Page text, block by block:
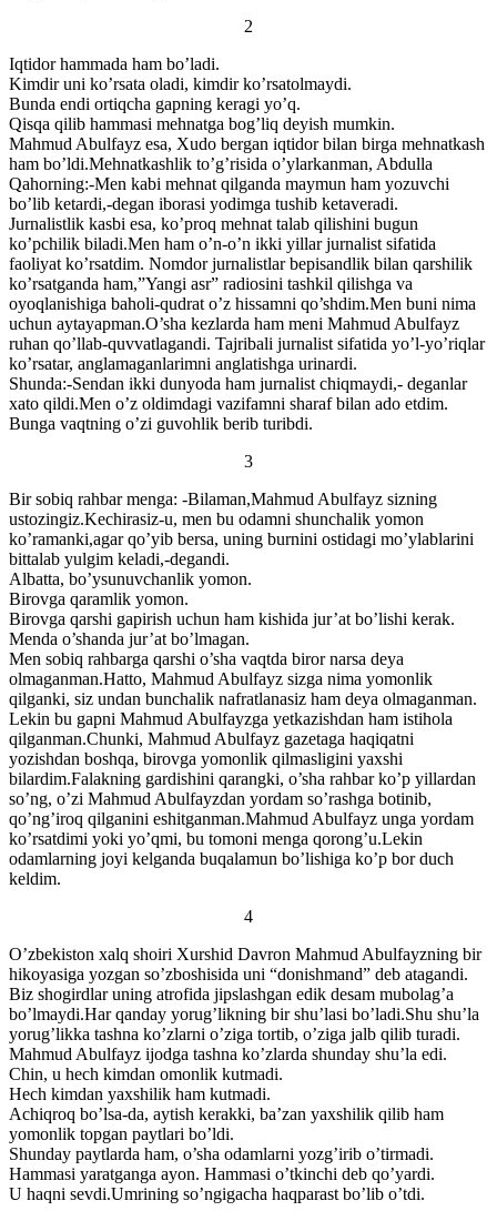
2
Iqtidor hammada ham bo’ladi.
Kimdir uni ko’rsata oladi, kimdir ko’rsatolmaydi.
Bunda endi ortiqcha gapning keragi yo’q.
Qisqa qilib hammasi mehnatga bog’liq deyish mumkin.
Mahmud Abulfayz esa, Xudo bergan iqtidor bilan birga mehnatkash
ham bo’ldi.Mehnatkashlik to’g’risida o’ylarkanman, Abdulla
Qahorning:-Men kabi mehnat qilganda maymun ham yozuvchi
bo’lib ketardi,-degan iborasi yodimga tushib ketaveradi.
Jurnalistlik kasbi esa, ko’proq mehnat talab qilishini bugun
ko’pchilik biladi.Men ham o’n-o’n ikki yillar jurnalist sifatida
faoliyat ko’rsatdim. Nomdor jurnalistlar bepisandlik bilan qarshilik
ko’rsatganda ham,”Yangi asr” radiosini tashkil qilishga va
oyoqlanishiga baholi-qudrat o’z hissamni qo’shdim.Men buni nima
uchun aytayapman.O’sha kezlarda ham meni Mahmud Abulfayz
ruhan qo’llab-quvvatlagandi. Tajribali jurnalist sifatida yo’l-yo’riqlar
ko’rsatar, anglamaganlarimni anglatishga urinardi.
Shunda:-Sendan ikki dunyoda ham jurnalist chiqmaydi,- deganlar
xato qildi.Men o’z oldimdagi vazifamni sharaf bilan ado etdim.
Bunga vaqtning o’zi guvohlik berib turibdi.
3
Bir sobiq rahbar menga: -Bilaman,Mahmud Abulfayz sizning
ustozingiz.Kechirasiz-u, men bu odamni shunchalik yomon
ko’ramanki,agar qo’yib bersa, uning burnini ostidagi mo’ylablarini
bittalab yulgim keladi,-degandi.
Albatta, bo’ysunuvchanlik yomon.
Birovga qaramlik yomon.
Birovga qarshi gapirish uchun ham kishida jur’at bo’lishi kerak.
Menda o’shanda jur’at bo’lmagan.
Men sobiq rahbarga qarshi o’sha vaqtda biror narsa deya
olmaganman.Hatto, Mahmud Abulfayz sizga nima yomonlik
qilganki, siz undan bunchalik nafratlanasiz ham deya olmaganman.
Lekin bu gapni Mahmud Abulfayzga yetkazishdan ham istihola
qilganman.Chunki, Mahmud Abulfayz gazetaga haqiqatni
yozishdan boshqa, birovga yomonlik qilmasligini yaxshi
bilardim.Falakning gardishini qarangki, o’sha rahbar ko’p yillardan
so’ng, o’zi Mahmud Abulfayzdan yordam so’rashga botinib,
qo’ng’iroq qilganini eshitganman.Mahmud Abulfayz unga yordam
ko’rsatdimi yoki yo’qmi, bu tomoni menga qorong’u.Lekin
odamlarning joyi kelganda buqalamun bo’lishiga ko’p bor duch
keldim.
4
O’zbekiston xalq shoiri Xurshid Davron Mahmud Abulfayzning bir
hikoyasiga yozgan so’zboshisida uni “donishmand” deb atagandi.
Biz shogirdlar uning atrofida jipslashgan edik desam mubolag’a
bo’lmaydi.Har qanday yorug’likning bir shu’lasi bo’ladi.Shu shu’la
yorug’likka tashna ko’zlarni o’ziga tortib, o’ziga jalb qilib turadi.
Mahmud Abulfayz ijodga tashna ko’zlarda shunday shu’la edi.
Chin, u hech kimdan omonlik kutmadi.
Hech kimdan yaxshilik ham kutmadi.
Achiqroq bo’lsa-da, aytish kerakki, ba’zan yaxshilik qilib ham
yomonlik topgan paytlari bo’ldi.
Shunday paytlarda ham, o’sha odamlarni yozg’irib o’tirmadi.
Hammasi yaratganga ayon. Hammasi o’tkinchi deb qo’yardi.
U haqni sevdi.Umrining so’ngigacha haqparast bo’lib o’tdi.